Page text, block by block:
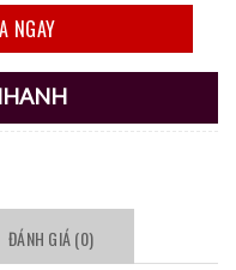
số lượng
NGAY
ĐÁNH GIÁ (0)